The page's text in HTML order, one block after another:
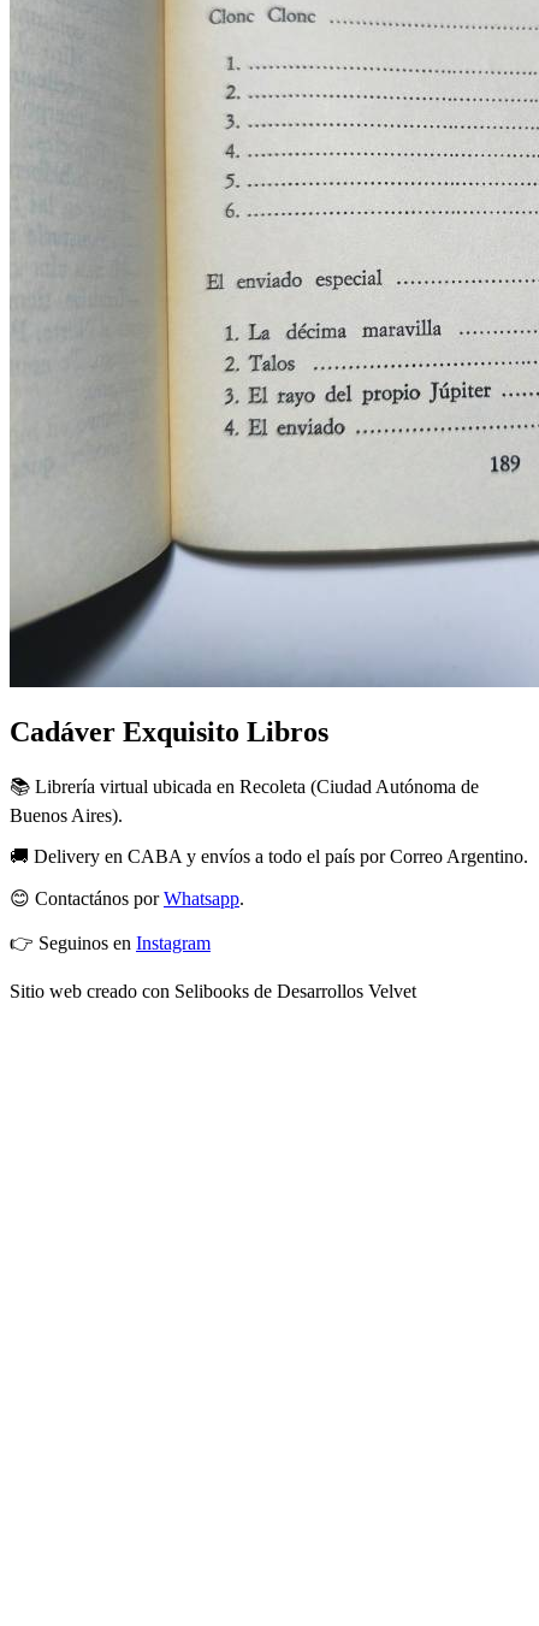
Cadáver Exquisito Libros
📚 Librería virtual ubicada en Recoleta (Ciudad Autónoma de
Buenos Aires).
🚚 Delivery en CABA y envíos a todo el país por Correo Argentino.
😊 Contactános porWhatsapp.
👉 Seguinos en Instagram
Sitio web creado con Selibooks de Desarrollos Velvet